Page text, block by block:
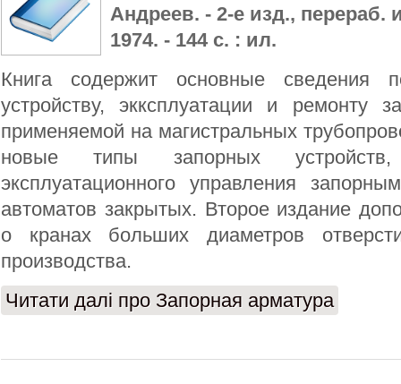
Андреев. - 2-е изд., перераб.
1974. - 144 с. : ил.
Книга содержит основные сведения
устройству, экксплуатации и ремонту
применяемой на магистральных
новые типы запорных устройств,
эксплуатационного управления
автоматов закрытых. Второе издание
о кранах больших диаметров
производства.
Читати далі про Запорная арматура